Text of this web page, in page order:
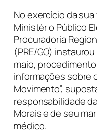
No exercício da
Ministério Público
Procuradoria
(PRE/GO)
maio,
informações sobre
Movimento”,
responsabilidade
Morais e de seu
médico.